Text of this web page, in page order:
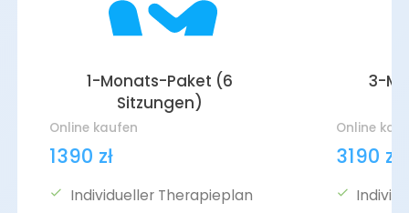
1-Monats-Paket (6
Sitzungen)
Online kaufen
1390 zł
Individueller Therapieplan
3-
Online
3190 zł